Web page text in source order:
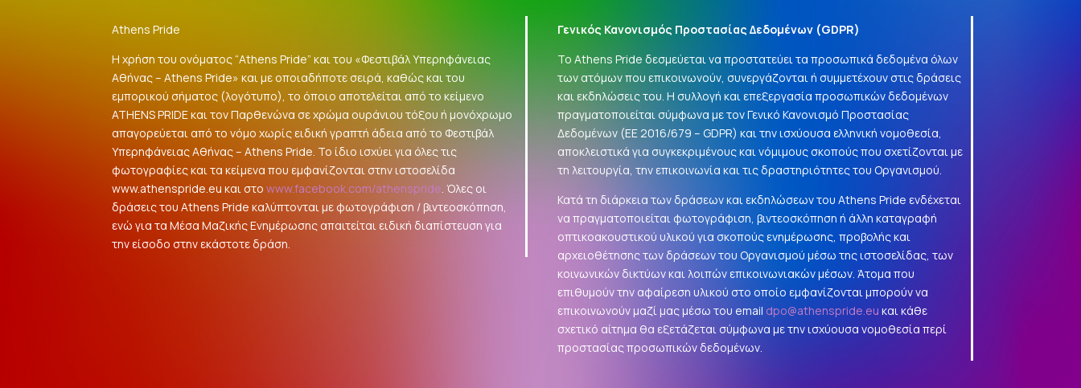
Athens Pride
Η χρήση του ονόματος “Athens Pride” και του «Φεστιβάλ Υπερηφάνειας
Αθήνας – Athens Pride» και με οποιαδήποτε σειρά, καθώς και του
εμπορικού σήματος (λογότυπο), το όποιο αποτελείται από το κείμενο
ATHENS PRIDE και τον Παρθενώνα σε χρώμα ουράνιου τόξου ή μονόχρωμο
απαγορεύεται από το νόμο χωρίς ειδική γραπτή άδεια από το Φεστιβάλ
Υπερηφάνειας Αθήνας – Athens Pride. Το ίδιο ισχύει για όλες τις
φωτογραφίες και τα κείμενα που εμφανίζονται στην ιστοσελίδα
www.athenspride.eu και στοwww.facebook.com/athenspride. Όλες οι
δράσεις του Athens Pride καλύπτονται με φωτογράφιση / βιντεοσκόπηση,
ενώ για τα Μέσα Μαζικής Ενημέρωσης απαιτείται ειδική διαπίστευση για
την είσοδο στην εκάστοτε δράση.
Γενικός Κανονισμός Προστασίας Δεδομένων (GDPR)
Το Athens Pride δεσμεύεται να προστατεύει τα προσωπικά δεδομένα όλων
των ατόμων που επικοινωνούν, συνεργάζονται ή συμμετέχουν στις δράσεις
και εκδηλώσεις του. Η συλλογή και επεξεργασία προσωπικών δεδομένων
πραγματοποιείται σύμφωνα με τον Γενικό Κανονισμό Προστασίας
Δεδομένων (ΕΕ 2016/679 –GDPR) και την ισχύουσα ελληνική νομοθεσία,
αποκλειστικά για συγκεκριμένους και νόμιμους σκοπούς που σχετίζονται με
τη λειτουργία, την επικοινωνία και τις δραστηριότητες του Οργανισμού.
Κατά τη διάρκεια των δράσεων και εκδηλώσεων του Athens Pride ενδέχεται
να πραγματοποιείται φωτογράφιση, βιντεοσκόπηση ή άλλη καταγραφή
οπτικοακουστικού υλικού για σκοπούς ενημέρωσης, προβολής και
αρχειοθέτησης των δράσεων του Οργανισμού μέσω της ιστοσελίδας, των
κοινωνικών δικτύων και λοιπών επικοινωνιακών μέσων. Άτομα που
επιθυμούν την αφαίρεση υλικού στο οποίο εμφανίζονται μπορούν να
επικοινωνούν μαζί μας μέσω του email dpo@athenspride.eu και κάθε
σχετικό αίτημα θα εξετάζεται σύμφωνα με την ισχύουσα νομοθεσία περί
προστασίας προσωπικών δεδομένων.